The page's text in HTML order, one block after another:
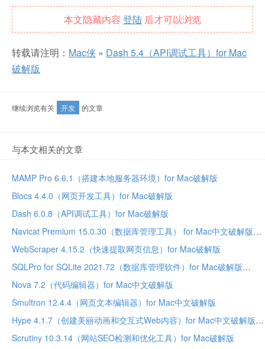
本文隐藏内容 登陆 后才可以浏览
转载请注明： Mac侠 » Dash 5.4（API调试工具）for Mac
破解版
继续浏览有关 开发 的文章
与本文相关的文章
MAMP Pro 6.6.1（搭建本地服务器环境）for Mac破解版
Blocs 4.4.0（网页开发工具）for Mac破解版
Dash 6.0.8（API调试工具）for Mac破解版
Navicat Premium 15.0.30（数据库管理工具） for Mac中文破解版
WebScraper 4.15.2（快速提取网页信息）for Mac破解版
SQLPro for SQLite 2021.72（数据库管理软件）for Mac破解版
Nova 7.2（代码编辑器）for Mac中文破解版
Smultron 12.4.4（网页文本编辑器）for Mac中文破解版
Hype 4.1.7（创建美丽动画和交互式Web内容）for Mac中文破解版
Scrutiny 10.3.14（网站SEO检测和优化工具）for Mac破解版